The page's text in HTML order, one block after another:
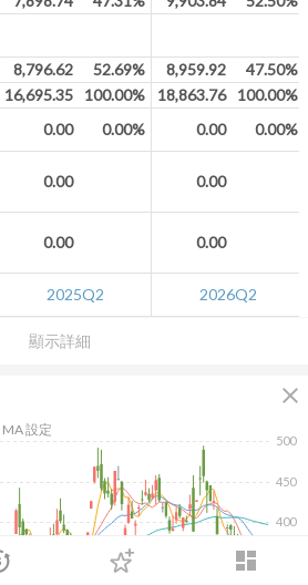
dashboard
登入
顯示詳細
8,796.62 52.69% 8,959.92
47.50%
16,695.35 100.00% 18,863.76
100.00%
0.00 0.00% 0.00
0.00%
0.00 0.00
0.00 0.00
2025Q2 2026Q2
close
400
450
500
MA 設定